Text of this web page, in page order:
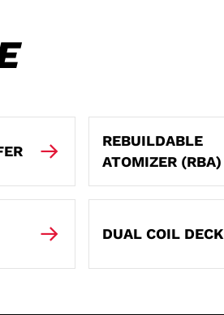
REBUILDABLE
ATOMIZER (RBA)
DUAL COIL DECK